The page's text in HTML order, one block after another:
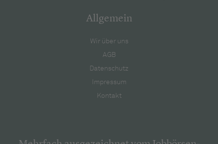
Allgemein
Wir über uns
AGB
Datenschutz
Impressum
Kontakt